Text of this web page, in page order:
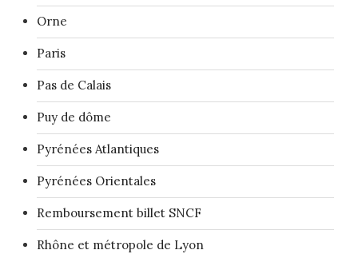
Orne
Paris
Pas de Calais
Puy de dôme
Pyrénées Atlantiques
Pyrénées Orientales
Remboursement billet SNCF
Rhône et métropole de Lyon